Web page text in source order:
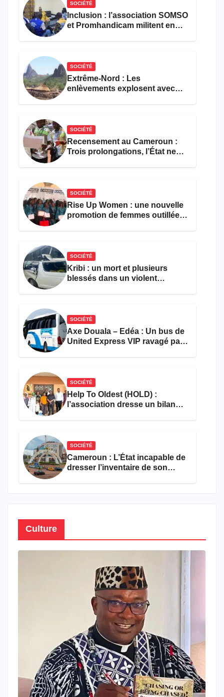
SOCIÉTÉ
Inclusion : l’association SOMSO
et Promhandicam militent en
SOCIÉTÉ
Extrême-Nord : Les
enlèvements explosent avec
SOCIÉTÉ
Recensement au Cameroun :
Trois prolongations, l’État ne
SOCIÉTÉ
Rise Up Women : une nouvelle
promotion de femmes outillées
SOCIÉTÉ
Kribi : un mort et plusieurs
blessés dans un violent
SOCIÉTÉ
Axe Douala – Edéa : Un bus de
United Express VIP ravagé par
SOCIÉTÉ
Help To Oldest (HOLD) :
l’association dresse un bilan
SOCIÉTÉ
Cameroun : L’État incapable de
dresser l’inventaire de son
Culture